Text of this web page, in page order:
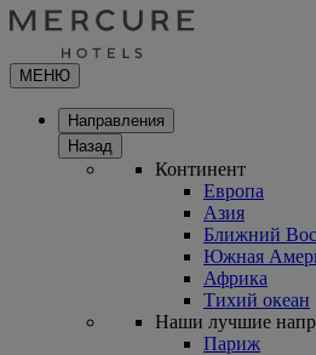
МЕНЮ
Направления
Назад
Континент
Европа
Азия
Ближний
Южная
Африка
Тихий океан
Наши лучшие
Париж